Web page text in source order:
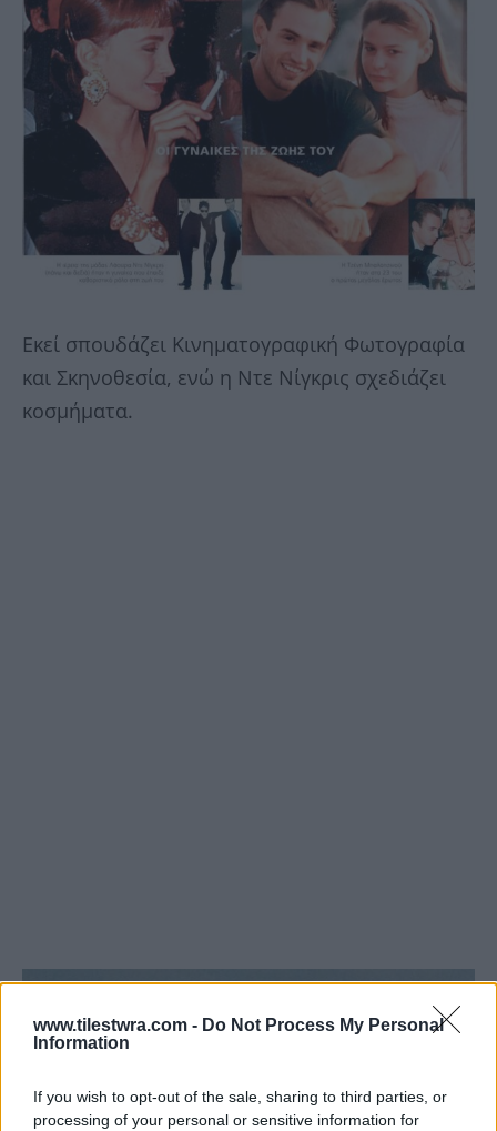
www.tilestwra.com - Do Not Process My Personal
Information
If you wish to opt-out of the sale, sharing to third parties, or
processing of your personal or sensitive information for
Εκεί σπουδάζει Κινηματογραφική Φωτογραφία
και Σκηνοθεσία, ενώ η Ντε Νίγκρις σχεδιάζει
κοσμήματα.